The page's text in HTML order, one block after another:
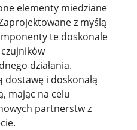
elementy miedziane
z myślą
te doskonale
działania.
i doskonałą
mając na celu
partnerstw z